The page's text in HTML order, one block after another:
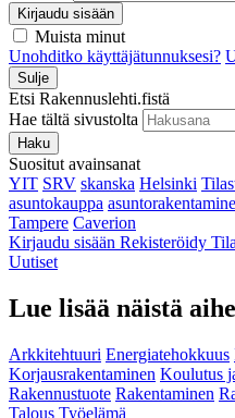
Kirjaudu sisään
Muista minut
Unohditko käyttäjätunnuksesi?
Sulje
Etsi Rakennuslehti.fistä
Hae tältä sivustolta
Haku
Suositut avainsanat
YIT SRV skanska Helsinki
asuntokauppa
Tampere Caverion
Kirjaudu sisään Rekisteröidy
Uutiset
Lue lisää näistä
Arkkitehtuuri Energiatehokkuus
Korjausrakentaminen Koulutus
Rakennustuote Rakentaminen
Talous Työelämä